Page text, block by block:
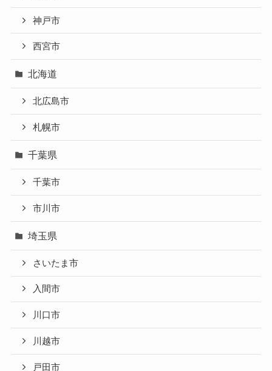
神戸市
西宮市
北海道
北広島市
札幌市
千葉県
千葉市
市川市
埼玉県
さいたま市
入間市
川口市
川越市
戸田市